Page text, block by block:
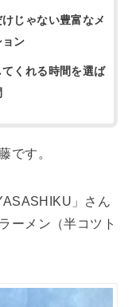
じゃない豊富なメ
ン
くれる時間を選ば
です。
」さん
ーメン（半コツト